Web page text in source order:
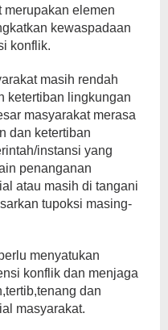
merupakan elemen
kewaspadaan
konflik.
masih rendah
ketertiban lingkungan
masyarakat merasa
dan ketertiban
instansi yang
penanganan
atau masih di tangani
tupoksi masing-
menyatukan
konflik dan menjaga
dan
masyarakat.